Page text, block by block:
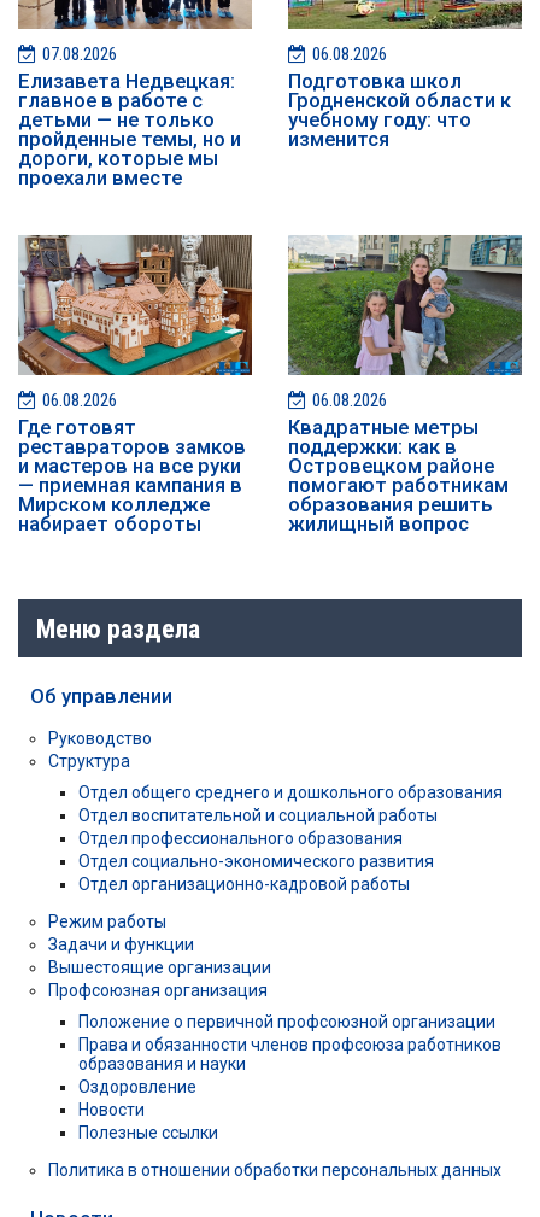
07.08.2026
Елизавета Недвецкая:
главное в работе с
детьми — не только
пройденные темы, но и
дороги, которые мы
проехали вместе
06.08.2026
Подготовка школ
Гродненской области к
учебному году: что
изменится
06.08.2026
Где готовят
реставраторов замков
и мастеров на все руки
— приемная кампания в
Мирском колледже
набирает обороты
06.08.2026
Квадратные метры
поддержки: как в
Островецком районе
помогают работникам
образования решить
жилищный вопрос
Меню раздела
Об управлении
Руководство
Структура
Отдел общего среднего и дошкольного образования
Отдел воспитательной и социальной работы
Отдел профессионального образования
Отдел социально-экономического развития
Отдел организационно-кадровой работы
Режим работы
Задачи и функции
Вышестоящие организации
Профсоюзная организация
Положение о первичной профсоюзной организации
Права и обязанности членов профсоюза работников
образования и науки
Оздоровление
Новости
Полезные ссылки
Политика в отношении обработки персональных данных